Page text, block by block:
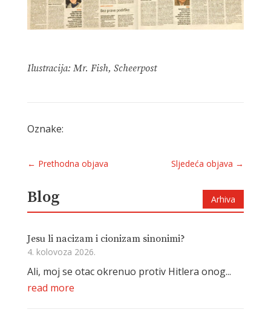
Ilustracija: Mr. Fish, Scheerpost
Oznake:
← Prethodna objava Sljedeća objava →
Blog Arhiva
Jesu li nacizam i cionizam sinonimi?
4. kolovoza 2026.
Ali, moj se otac okrenuo protiv Hitlera onog...
read more